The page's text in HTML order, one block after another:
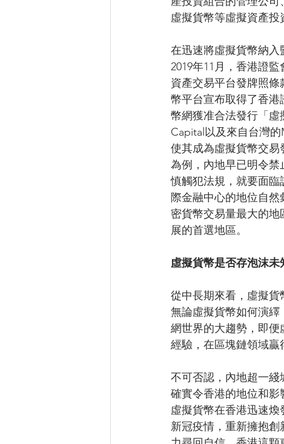
虛擬貨幣等虛擬資產投
在迅速將虛擬貨幣納入
2019年11月，香港證
資產交易平台發牌照條
幣平台宣布取得了香
幣網獲准合法發行「
Capital以及來自台灣
使其成為虛擬貨幣交
為例，內地早已明令
慎觸犯法規，就要面
際金融中心的地位自
密貨幣交易量最大的
展的首選地區。
虛擬貨幣是否存泡沫未
從中長期來看，虛擬
無論虛擬貨幣如何演
網世界的大趨勢，即
經驗，在區塊鏈領域贏
不可否認，內地超一綫
確實令香港的地位和
虛擬貨幣在香港迅速
新冠疫情，重新擁抱